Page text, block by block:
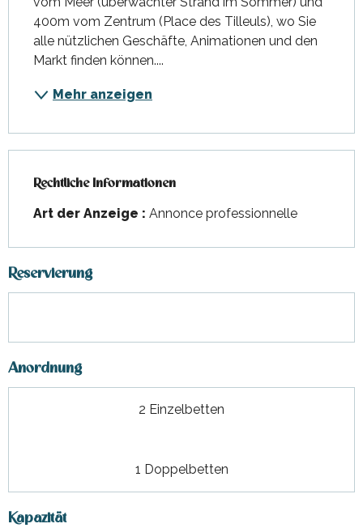
400m vom Zentrum (Place des Tilleuls), wo Sie
alle nützlichen Geschäfte, Animationen und den
Markt finden können....
Mehr anzeigen
Rechtliche Informationen
Rechtliche Informationen
Art der Anzeige : Annonce professionnelle
Reservierung
Anordnung
2 Einzelbetten
1 Doppelbetten
Kapazität